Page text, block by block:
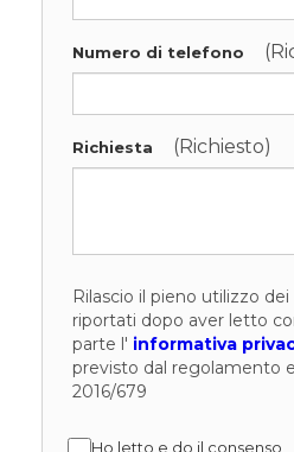
Numero di telefono
Richiesta (Richiesto)
Rilascio il pieno utilizzo
riportati dopo aver letto
parte l' informativa
previsto dal regolamento
2016/679
Ho letto e do il consenso